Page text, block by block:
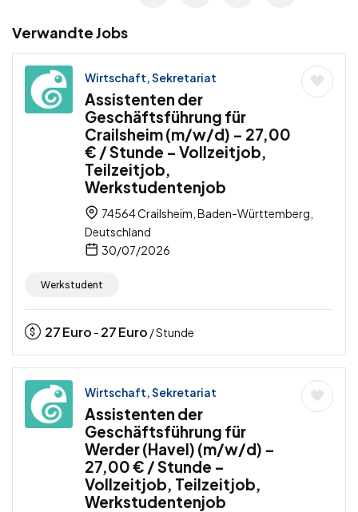
Verwandte Jobs
Wirtschaft, Sekretariat
Assistenten der
Geschäftsführung für
Crailsheim (m/w/d) – 27,00
€ / Stunde – Vollzeitjob,
Teilzeitjob,
Werkstudentenjob
74564 Crailsheim, Baden-Württemberg,
Deutschland
30/07/2026
Werkstudent
27Euro - 27Euro / Stunde
Wirtschaft, Sekretariat
Assistenten der
Geschäftsführung für
Werder (Havel) (m/w/d) –
27,00 € / Stunde –
Vollzeitjob, Teilzeitjob,
Werkstudentenjob